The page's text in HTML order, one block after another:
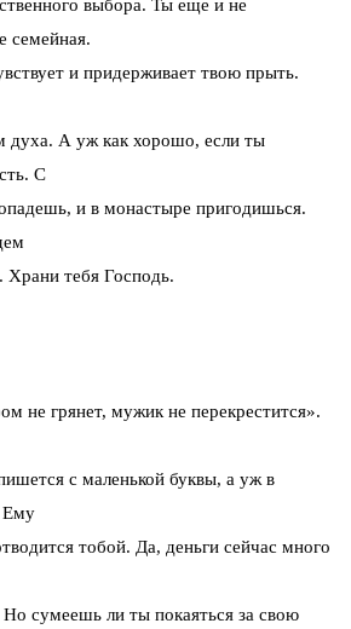
выбора. Ты еще и не
семейная.
и придерживает твою прыть.
духа. А уж как хорошо, если ты
С
и в монастыре пригодишься.
Храни тебя Господь.
не грянет, мужик не перекрестится».
с маленькой буквы, а уж в
Ему
тобой. Да, деньги сейчас много
сумеешь ли ты покаяться за свою